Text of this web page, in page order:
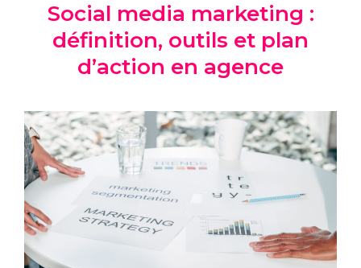
Social media marketing :
définition, outils et plan
d’action en agence